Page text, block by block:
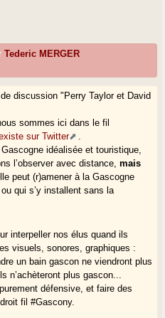
Tederic MERGER
discussion "Perry Taylor et David
sommes ici dans le fil
sur Twitter
idéalisée et touristique,
l’observer avec distance,mais
peut (r)amener à la Gascogne
qui s’y installent sans la
interpeller nos élus quand ils
visuels, sonores, graphiques :
un bain gascon ne viendront plus
n’achèteront plus gascon...
défensive, et faire des
fil #Gascony.